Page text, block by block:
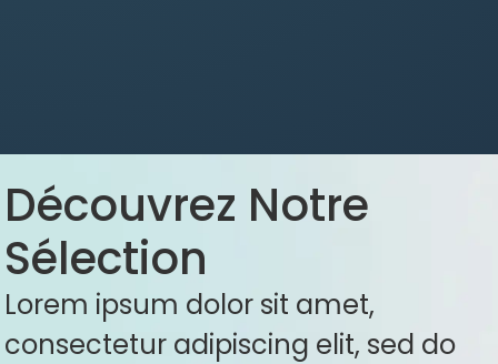
Découvrez Notre
Sélection
Lorem ipsum dolor sit amet,
consectetur adipiscing elit, sed do